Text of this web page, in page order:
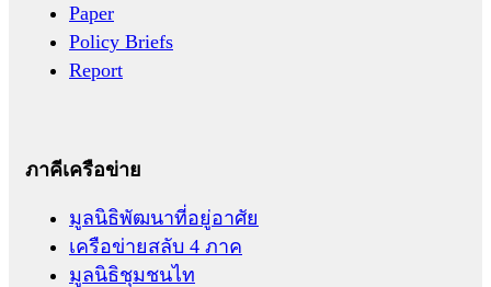
Paper
Policy Briefs
Report
ภาคีเครือข่าย
มูลนิธิพัฒนาที่อยู่อาศัย
เครือข่ายสลับ 4 ภาค
มูลนิธิชุมชนไท